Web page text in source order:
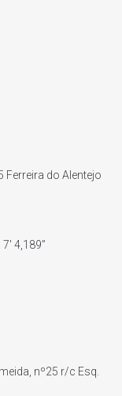
Ferreira do Alentejo
4,189”
nº25 r/c Esq.